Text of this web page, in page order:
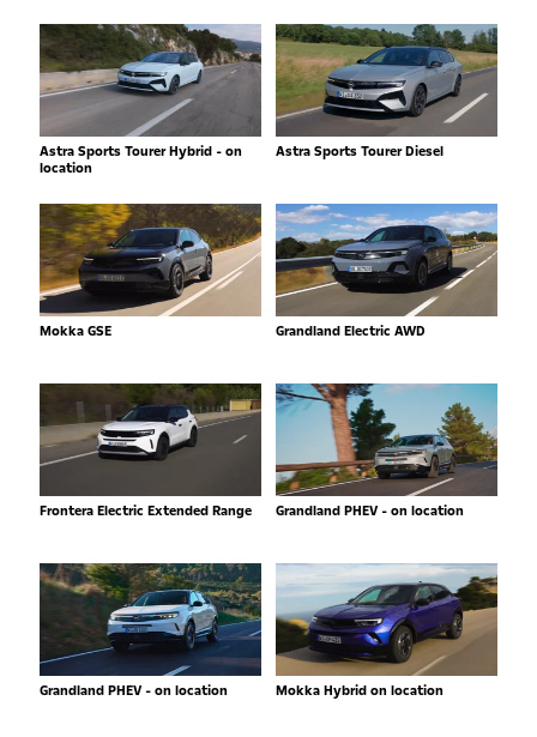
Astra Sports Tourer Hybrid - on
location
Astra Sports Tourer Diesel
Mokka GSE Grandland Electric AWD
Frontera Electric Extended Range Grandland PHEV - on location
Grandland PHEV - on location Mokka Hybrid on location